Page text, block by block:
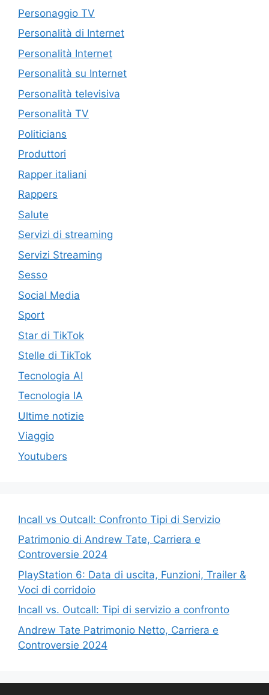
Personaggio TV
Personalità di Internet
Personalità Internet
Personalità su Internet
Personalità televisiva
Personalità TV
Politicians
Produttori
Rapper italiani
Rappers
Salute
Servizi di streaming
Servizi Streaming
Sesso
Social Media
Sport
Star di TikTok
Stelle di TikTok
Tecnologia AI
Tecnologia IA
Ultime notizie
Viaggio
Youtubers
Incall vs Outcall: Confronto Tipi di Servizio
Patrimonio di Andrew Tate, Carriera e
Controversie 2024
PlayStation 6: Data di uscita, Funzioni, Trailer &
Voci di corridoio
Incall vs. Outcall: Tipi di servizio a confronto
Andrew Tate Patrimonio Netto, Carriera e
Controversie 2024